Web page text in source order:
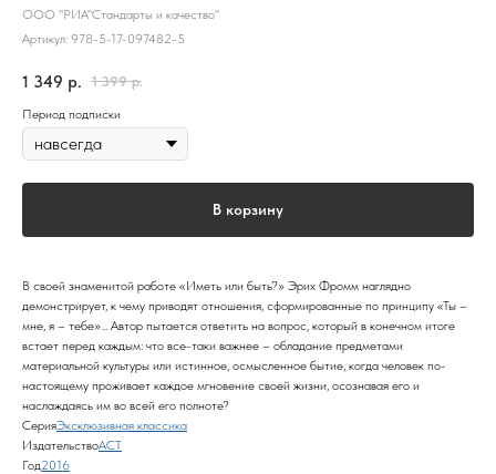
ООО "РИА"Стандарты и качество"
Артикул: 978-5-17-097482-5
1 349 р. 1 399 р.
Период подписки
В корзину
В своей знаменитой работе «Иметь или быть?» Эрих Фромм наглядно
демонстрирует, к чему приводят отношения, сформированные по принципу «Ты –
мне, я – тебе»... Автор пытается ответить на вопрос, который в конечном итоге
встает перед каждым: что все-таки важнее – обладание предметами
материальной культуры или истинное, осмысленное бытие, когда человек по-
настоящему проживает каждое мгновение своей жизни, осознавая его и
наслаждаясь им во всей его полноте?
СерияЭксклюзивная классика
ИздательствоАСТ
Год2016